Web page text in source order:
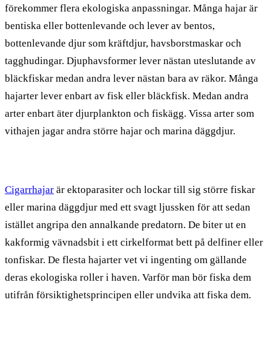
förekommer flera ekologiska anpassningar. Många hajar är
bentiska eller bottenlevande och lever av bentos,
bottenlevande djur som kräftdjur, havsborstmaskar och
tagghudingar. Djuphavsformer lever nästan uteslutande av
bläckfiskar medan andra lever nästan bara av räkor. Många
hajarter lever enbart av fisk eller bläckfisk. Medan andra
arter enbart äter djurplankton och fiskägg. Vissa arter som
vithajen jagar andra större hajar och marina däggdjur.
Cigarrhajar är ektoparasiter och lockar till sig större fiskar
eller marina däggdjur med ett svagt ljussken för att sedan
istället angripa den annalkande predatorn. De biter ut en
kakformig vävnadsbit i ett cirkelformat bett på delfiner eller
tonfiskar. De flesta hajarter vet vi ingenting om gällande
deras ekologiska roller i haven. Varför man bör fiska dem
utifrån försiktighetsprincipen eller undvika att fiska dem.